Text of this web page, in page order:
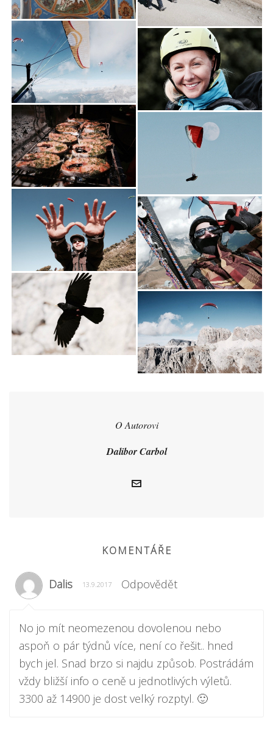
O Autorovi
Dalibor Carbol
KOMENTÁŘE
Dalis 13.9.2017 Odpovědět
No jo mít neomezenou dovolenou nebo
aspoň o pár týdnů více, není co řešit.. hned
bych jel. Snad brzo si najdu způsob. Postrádám
vždy bližší info o ceně u jednotlivých výletů.
3300 až 14900 je dost velký rozptyl. 🙂